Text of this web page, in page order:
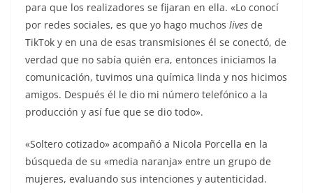
para que los realizadores se fijaran en ella. «Lo conocí
por redes sociales, es que yo hago muchos lives de
TikTok y en una de esas transmisiones él se conectó, de
verdad que no sabía quién era, entonces iniciamos la
comunicación, tuvimos una química linda y nos hicimos
amigos. Después él le dio mi número telefónico a la
producción y así fue que se dio todo».
«Soltero cotizado» acompañó a Nicola Porcella en la
búsqueda de su «media naranja» entre un grupo de
mujeres, evaluando sus intenciones y autenticidad.